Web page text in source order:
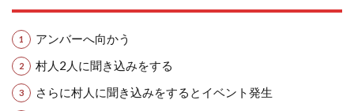
アンバーへ向かう
村人2人に聞き込みをする
さらに村人に聞き込みをするとイベント発生